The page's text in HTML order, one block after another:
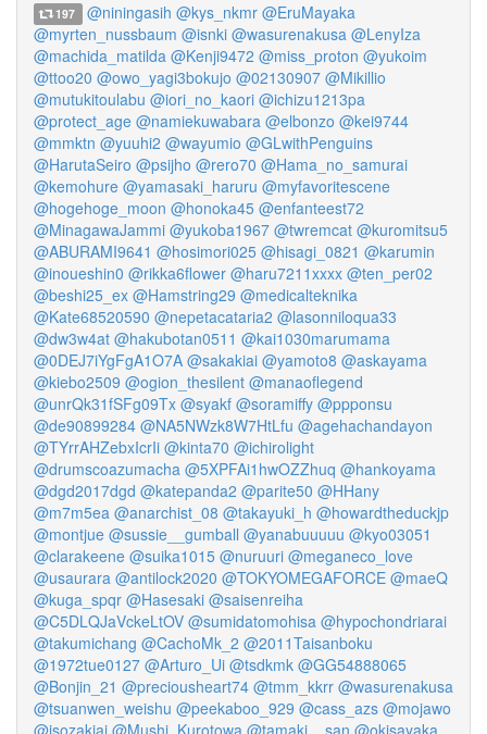
197 @niningasih @kys_nkmr @EruMayaka
@myrten_nussbaum @isnki @wasurenakusa @LenyIza
@machida_matilda @Kenji9472 @miss_proton @yukoim
@ttoo20 @owo_yagi3bokujo @02130907 @Mikillio
@mutukitoulabu @iori_no_kaori @ichizu1213pa
@protect_age @namiekuwabara @elbonzo @kei9744
@mmktn @yuuhi2 @wayumio @GLwithPenguins
@HarutaSeiro @psijho @rero70 @Hama_no_samurai
@kemohure @yamasaki_haruru @myfavoritescene
@hogehoge_moon @honoka45 @enfanteest72
@MinagawaJammi @yukoba1967 @twremcat @kuromitsu5
@ABURAMI9641 @hosimori025 @hisagi_0821 @karumin
@inoueshin0 @rikka6flower @haru7211xxxx @ten_per02
@beshi25_ex @Hamstring29 @medicalteknika
@Kate68520590 @nepetacataria2 @lasonniloqua33
@dw3w4at @hakubotan0511 @kai1030marumama
@0DEJ7iYgFgA1O7A @sakakiai @yamoto8 @askayama
@kiebo2509 @ogion_thesilent @manaoflegend
@unrQk31fSFg09Tx @syakf @soramiffy @ppponsu
@de90899284 @NA5NWzk8W7HtLfu @agehachandayon
@TYrrAHZebxIcrIi @kinta70 @ichirolight
@drumscoazumacha @5XPFAi1hwOZZhuq @hankoyama
@dgd2017dgd @katepanda2 @parite50 @HHany
@m7m5ea @anarchist_08 @takayuki_h @howardtheduckjp
@montjue @sussie__gumball @yanabuuuuu @kyo03051
@clarakeene @suika1015 @nuruuri @meganeco_love
@usaurara @antilock2020 @TOKYOMEGAFORCE @maeQ
@kuga_spqr @Hasesaki @saisenreiha
@C5DLQJaVckeLtOV @sumidatomohisa @hypochondriarai
@takumichang @CachoMk_2 @2011Taisanboku
@1972tue0127 @Arturo_Ui @tsdkmk @GG54888065
@Bonjin_21 @preciousheart74 @tmm_kkrr @wasurenakusa
@tsuanwen_weishu @peekaboo_929 @cass_azs @mojawo
@isozakiai @Mushi_Kurotowa @tamaki__san @okisayaka